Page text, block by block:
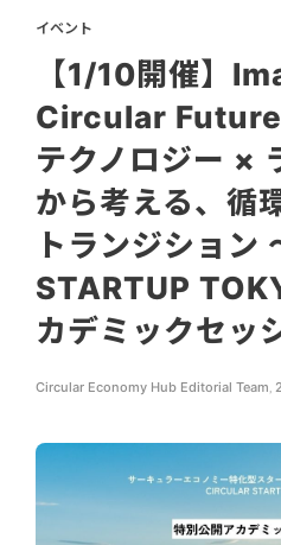
イベント
【1/10開催】
Circular
テクノロジー ×
から考える、循
トランジション
STARTUP
カデミックセッ
Circular Economy Hub Editorial Team,